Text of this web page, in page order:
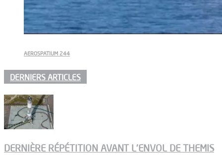
AEROSPATIUM 244
DERNIERS ARTICLES
DERNIÈRE RÉPÉTITION AVANT L’ENVOL DE THEMIS